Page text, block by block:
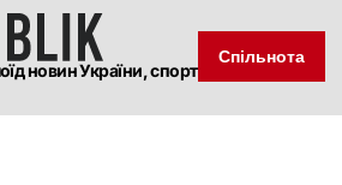
новин України, спорт
Спільнота